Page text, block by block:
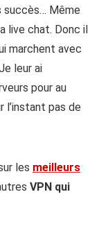
succès… Même
live chat. Donc il
marchent avec
leur ai
pour au
l’instant pas de
les meilleurs
VPN qui